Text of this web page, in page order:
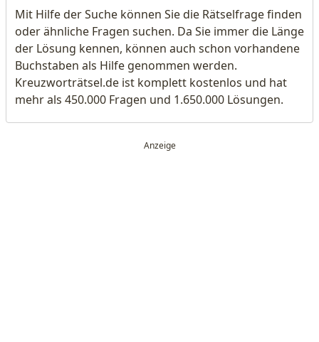
Mit Hilfe der Suche können Sie die Rätselfrage finden
oder ähnliche Fragen suchen. Da Sie immer die Länge
der Lösung kennen, können auch schon vorhandene
Buchstaben als Hilfe genommen werden.
Kreuzworträtsel.de ist komplett kostenlos und hat
mehr als 450.000 Fragen und 1.650.000 Lösungen.